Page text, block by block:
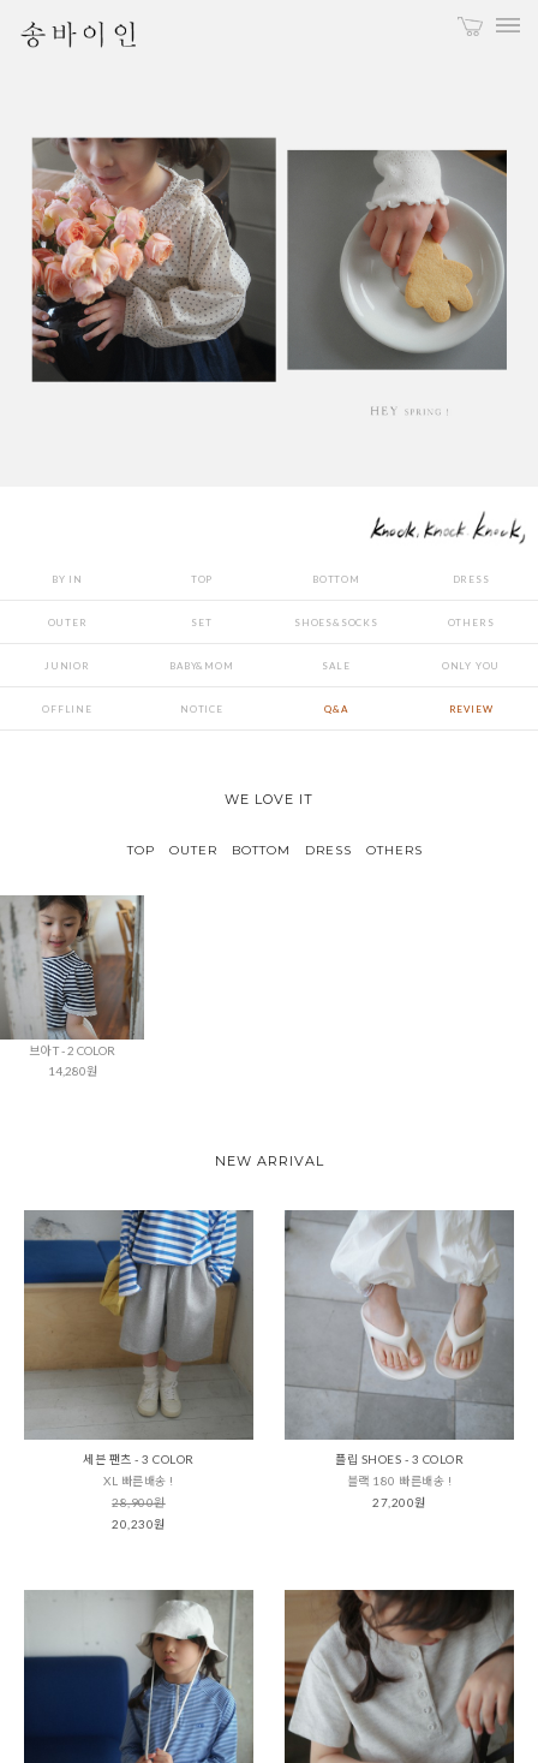
BY IN TOP BOTTOM DRESS
OUTER SET SHOES&SOCKS OTHERS
JUNIOR BABY&MOM SALE ONLY YOU
OFFLINE NOTICE Q&A REVIEW
WE LOVE IT
TOP OUTER BOTTOM DRESS OTHERS
브아 T - 2 COLOR
14,280원
NEW ARRIVAL
세븐 팬츠 - 3 COLOR
XL 빠른배송 !
28,900원
20,230원
플립 SHOES - 3 COLOR
블랙 180 빠른배송 !
27,200원